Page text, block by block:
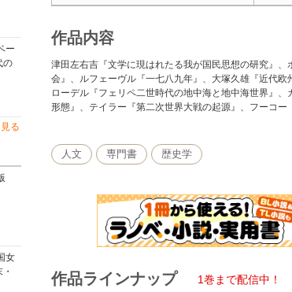
ー
の
る
女
作品内容
津田左右吉『文学に現はれたる我が国民思想の研究』
会』、ルフェーヴル『一七八九年』、大塚久雄『近代
ローデル『フェリペ二世時代の地中海と地中海世界』
形態』、テイラー『第二次世界大戦の起源』、フーコー
人文 専門書 歴史学
作品ラインナップ 1巻まで配信中！